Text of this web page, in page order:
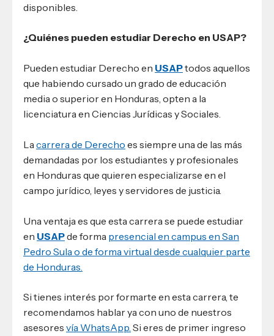
disponibles.
¿Quiénes pueden estudiar Derecho en USAP?
Pueden estudiar Derecho en USAPtodos aquellos
que habiendo cursado un grado de educación
media o superior en Honduras, opten a la
licenciatura en Ciencias Jurídicas y Sociales.
La carrera de Derecho es siempre una de las más
demandadas por los estudiantes y profesionales
en Honduras que quieren especializarse en el
campo jurídico, leyes y servidores de justicia.
Una ventaja es que esta carrera se puede estudiar
en USAPde forma presencial en campus en San
Pedro Sula o de forma virtual desde cualquier parte
de Honduras.
Si tienes interés por formarte en esta carrera, te
recomendamos hablar ya con uno de nuestros
asesores vía WhatsApp. Si eres de primer ingreso